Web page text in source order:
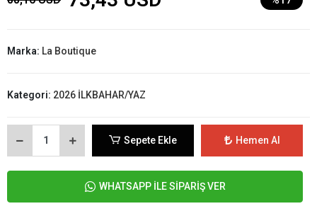
Marka: La Boutique
Kategori: 2026 İLKBAHAR/YAZ
Sepete Ekle Hemen Al
WHATSAPP İLE SİPARİŞ VER